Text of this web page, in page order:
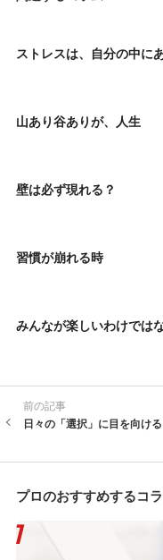
ストレスは、自分の中に
山あり谷ありが、人生
壁は必ず現れる？
習慣が崩れる時
みんなが楽しいわけでは
前の記事
日々の「選択」に目を向ける
プロのおすすめするコ